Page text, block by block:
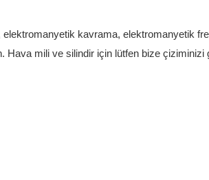
kavrama, elektromanyetik
Hava mili ve silindir için lütfen bize